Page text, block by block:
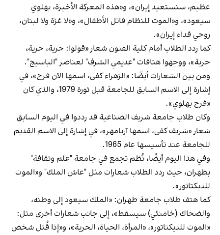
عظيم، سنستعيد إيران»، و«هذه المعركة الأخيرة، بهلوي
سيعود»، و«الموت للنظام قاتل الأطفال»، و«لا غزة ولا لبنان،
روحي فداء إيران».
كما ردد الطلاب أمام كلية الفنون شعار «قولوا: حرية، حرية،
حرية»، ووجهوا هتافات "عديمي الشرف" لعناصر "الباسيج".
ومن بين الشعارات أيضًا: «الزهراء كفى، اسمها الآن فرح»، في
إشارة إلى الاسم السابق للجامعة قبل ثورة 1979، والذي كان
«فرح بهلوي».
وكان طلاب جامعة شريف الصناعية قد رددوا في اليوم السابق
شعار «شريف كفى، اسمها آريامهر»، في إشارة إلى الاسم القديم
للجامعة عند تأسيسها عام 1965.
وفي هذا اليوم أيضًا، نُظم تجمع في جامعة "علم وثقافة"
بطهران، حيث ردد الطلاب شعارات مثل "عاش الملك" و«الموت
للديكتاتور».
كما هتف طلاب جامعة طهران: «الملك سيعود إلى وطنه،
والضحاك (خامنئي) سيسقط»، إلى جانب شعارات أخرى مثل:
«الموت للديكتاتور»، «المرأة، الحياة، الحرية»، و«إذا قُتل شخص